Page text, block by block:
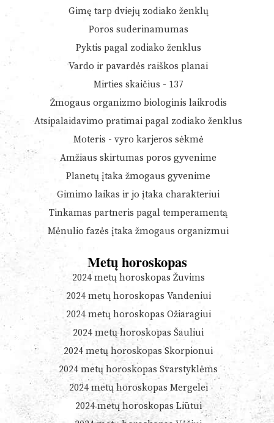
Gimę tarp dviejų zodiako ženklų
Poros suderinamumas
Pyktis pagal zodiako ženklus
Vardo ir pavardės raiškos planai
Mirties skaičius - 137
Žmogaus organizmo biologinis laikrodis
Atsipalaidavimo pratimai pagal zodiako ženklus
Moteris - vyro karjeros sėkmė
Amžiaus skirtumas poros gyvenime
Planetų įtaka žmogaus gyvenime
Gimimo laikas ir jo įtaka charakteriui
Tinkamas partneris pagal temperamentą
Mėnulio fazės įtaka žmogaus organizmui
Metų horoskopas
2024 metų horoskopas Žuvims
2024 metų horoskopas Vandeniui
2024 metų horoskopas Ožiaragiui
2024 metų horoskopas Šauliui
2024 metų horoskopas Skorpionui
2024 metų horoskopas Svarstyklėms
2024 metų horoskopas Mergelei
2024 metų horoskopas Liūtui